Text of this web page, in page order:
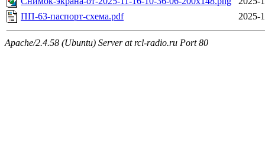
ПП-63-паспорт-схема.pdf
2025-
Apache/2.4.58 (Ubuntu) Server at rcl-radio.ru Port 80